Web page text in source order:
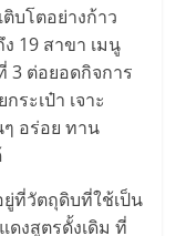
ติบโตอย่างก้าว
19 สาขา เมนู
3 ต่อยอดกิจการ
ระเป๋า เจาะ
อร่อย ทาน
ยู่ที่วัตถุดิบที่ใช้เป็น
ดงสูตรดั้งเดิม ที่